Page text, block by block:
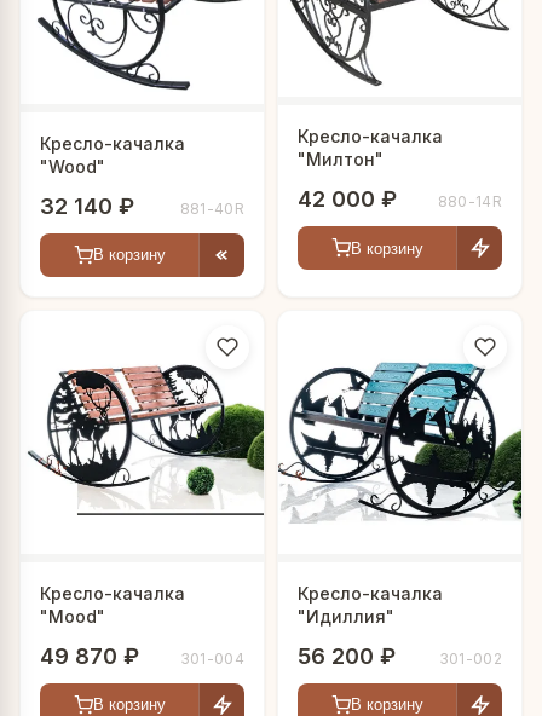
Кресло-качалка
"Wood"
32 140 ₽ 881-40R
В корзину
Кресло-качалка
"Милтон"
42 000 ₽ 880-14R
В корзину
Кресло-качалка
"Mood"
49 870 ₽ 301-004
В корзину
Кресло-качалка
"Идиллия"
56 200 ₽ 301-002
В корзину